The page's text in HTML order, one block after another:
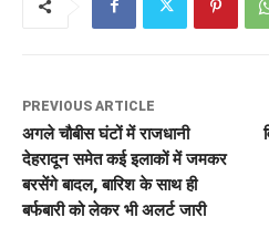
PREVIOUS ARTICLE
अगले चौबीस घंटों में राजधानी
देहरादून समेत कई इलाकों में जमकर
बरसेंगे बादल, बारिश के साथ ही
बर्फबारी को लेकर भी अलर्ट जारी